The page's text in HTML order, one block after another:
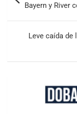
Bayern y River
Leve caída de